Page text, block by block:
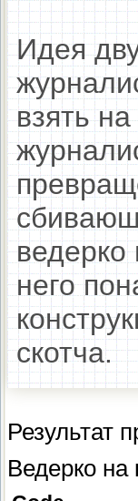
Идея
взять
него
скотча.
Результат
Ведерко